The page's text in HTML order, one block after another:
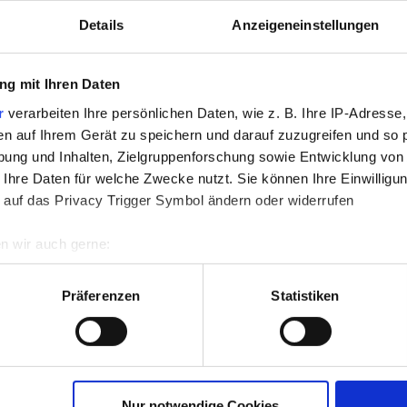
Details Anzeigeneinstellungen
mit Ihren Daten
verarbeiten Ihre persönlichen Daten, wie z. B. Ihre IP-
auf Ihrem Gerät zu speichern und darauf zuzugreifen und so
und Inhalten, Zielgruppenforschung sowie Entwicklung
Daten für welche Zwecke nutzt. Sie können Ihre
das Privacy Trigger Symbol ändern oder widerrufen
wir auch gerne:
geografische Lage erfassen, welche bis auf einige Meter
Scannen nach bestimmten Merkmalen (Fingerprinting)
Ihre persönlichen Daten verarbeitet werden, und legen Sie
und Anzeigen zu personalisieren, Funktionen für soziale
zu analysieren. Außerdem geben wir Informationen zu
Präferenzen Statistiken
oder das Gehalt reicht nicht bis zum Monatsende –
und unkompliziert mit Vexcash
Geschwindigkeit. Kein Termin in der Filiale, kein
€ schnell online